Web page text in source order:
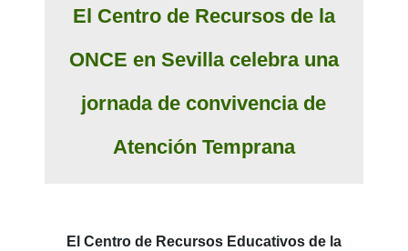
El Centro de Recursos de la
ONCE en Sevilla celebra una
jornada de convivencia de
Atención Temprana
El Centro de Recursos Educativos de la